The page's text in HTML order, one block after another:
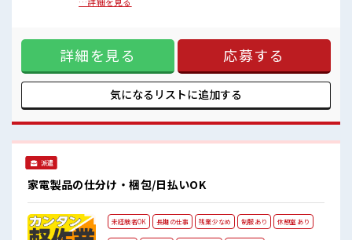
てはお願いすることもありますが、 残業はほとんどナシ！ ≪
週休2日制≫ 週末は家族や友人と一緒にプライベート満喫！
≪ヘアカラーOKで自由な雰囲気の職場≫ 明るすぎたり奇抜で
なければ基本的に自由！ (規定有)≪機能的な制服アリ≫ 制服
があるので、 毎日の服装の悩み解消♪ ≪未経験の方も大カン
ゲイ≫ 新しいことにチャレンジするのは不安だけど、 しっか
UP目指していきましょう！ ■職場の雰囲気 少人数の職場でこ
じんまり。 職場の仲間との交流もできちゃうかも？ 派手すぎ
詳細を見る 応募する
気になるリストに追加する
派遣
家電製品の仕分け・梱包/日払いOK
未経験者OK 長期の仕事 残業少なめ 制服あり 休憩室あり